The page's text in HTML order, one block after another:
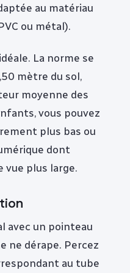
au matériau
ou métal).
La norme se
mètre du sol,
moyenne des
vous pouvez
plus bas ou
dont
vue plus large.
avec un pointeau
ne dérape. Percez
au tube